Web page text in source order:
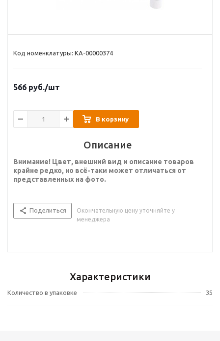
Код номенклатуры: КА-00000374
566 руб./шт
В корзину
Описание
Внимание! Цвет, внешний вид и описание товаров
крайне редко, но всё-таки может отличаться от
представленных на фото.
Поделиться
Окончательную цену уточняйте у
менеджера
Характеристики
Количество в упаковке 35